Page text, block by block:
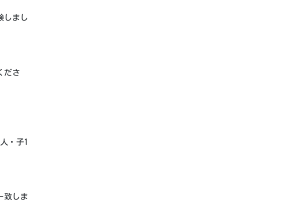
しまし
ださ
・子1
致しま